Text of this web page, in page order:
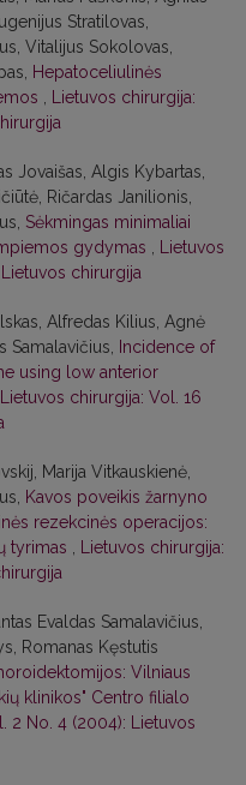
Stratilovas,
Vitalijus Sokolovas,
Hepatoceliulinės
Lietuvos chirurgija:
Jovaišas, Algis Kybartas,
Ričardas Janilionis,
Sėkmingas minimaliai
gydymas
Lietuvos
chirurgija
Alfredas Kilius, Agnė
Samalavičius,
Incidence of
using low anterior
Lietuvos chirurgija: Vol. 16
Marija Vitkauskienė,
Kavos poveikis žarnyno
rezekcinės operacijos:
tyrimas
Lietuvos chirurgija:
Evaldas Samalavičius,
Romanas Kęstutis
Vilniaus
klinikos" Centro filialo
2 No. 4 (2004): Lietuvos